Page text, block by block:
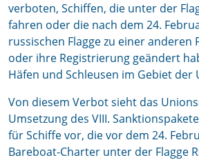
verboten, Schiffen, die unter der
fahren oder die nach dem 24.
russischen Flagge zu einer anderen
oder ihre Registrierung geändert
Häfen und Schleusen im Gebiet der
Von diesem Verbot sieht das
Umsetzung des VIII.
für Schiffe vor, die vor dem 24.
Bareboat-Charter unter der Flagge